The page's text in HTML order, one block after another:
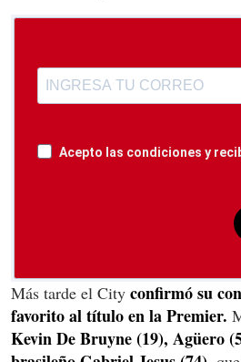
Acepto las condiciones y
Más tarde el City confirmó su
favorito al título en la Premier.
Kevin De Bruyne (19), Agüero